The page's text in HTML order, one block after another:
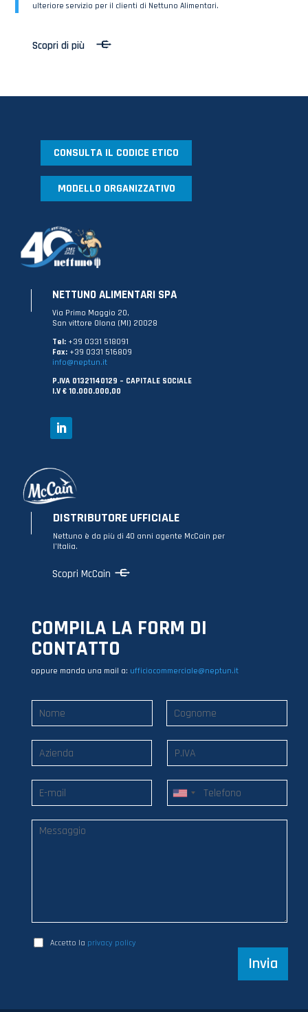
ulteriore servizio per il clienti di Nettuno Alimentari.
Scopri di più
CONSULTA IL CODICE ETICO
MODELLO ORGANIZZATIVO
NETTUNO ALIMENTARI SPA
Via Primo Maggio 20,
San vittore Olona (MI) 20028
Tel: +39 0331 518091
Fax: +39 0331 516809
info@neptun.it
P.IVA 01321140129 – CAPITALE SOCIALE
I.V € 10.000.000,00
DISTRIBUTORE UFFICIALE
Nettuno è da più di 40 anni agente McCain per
l’Italia.
Scopri McCain
COMPILA LA FORM DI
CONTATTO
oppure manda una mail a: ufficiocommerciale@neptun.it
Accetto la privacy policy
Invia